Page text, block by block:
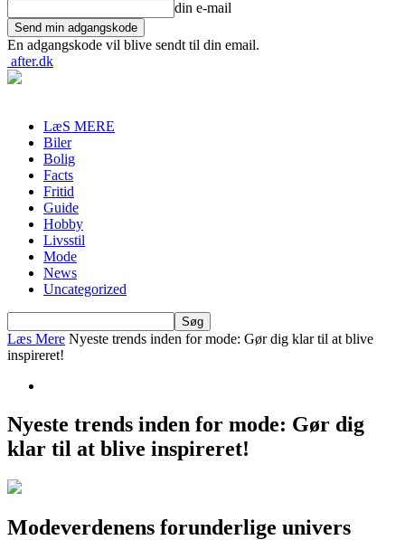
din e-mail
En adgangskode vil blive sendt til din email.
after.dk
LæS MERE
Biler
Bolig
Facts
Fritid
Guide
Hobby
Livsstil
Mode
News
Uncategorized
Læs Mere Nyeste trends inden for mode: Gør dig klar til at blive
inspireret!
Nyeste trends inden for mode: Gør dig
klar til at blive inspireret!
Modeverdenens forunderlige univers